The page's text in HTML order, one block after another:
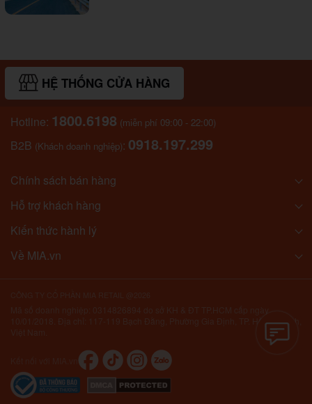
HỆ THỐNG CỬA HÀNG
Hotline: 1800.6198 (miễn phí 09:00 - 22:00)
B2B (Khách doanh nghiệp): 0918.197.299
Chính sách bán hàng
Hỗ trợ khách hàng
Kiến thức hành lý
Về MIA.vn
10/01/2018. Địa chỉ: 117-119 Bạch Đằng, Phường Gia Định, TP. Hồ Chí Minh,